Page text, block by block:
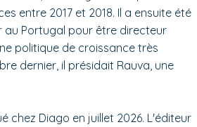
entre 2017 et 2018. Il a ensuite été
au Portugal pour être directeur
politique de croissance très
dernier, il présidait Rauva, une
chez Diago en juillet 2026. L'éditeur